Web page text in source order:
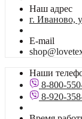
Наш адрес
г. Иваново,
E-mail
Наши
8-800-
8-920-